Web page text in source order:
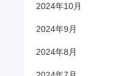
2024年10月
2024年9月
2024年8月